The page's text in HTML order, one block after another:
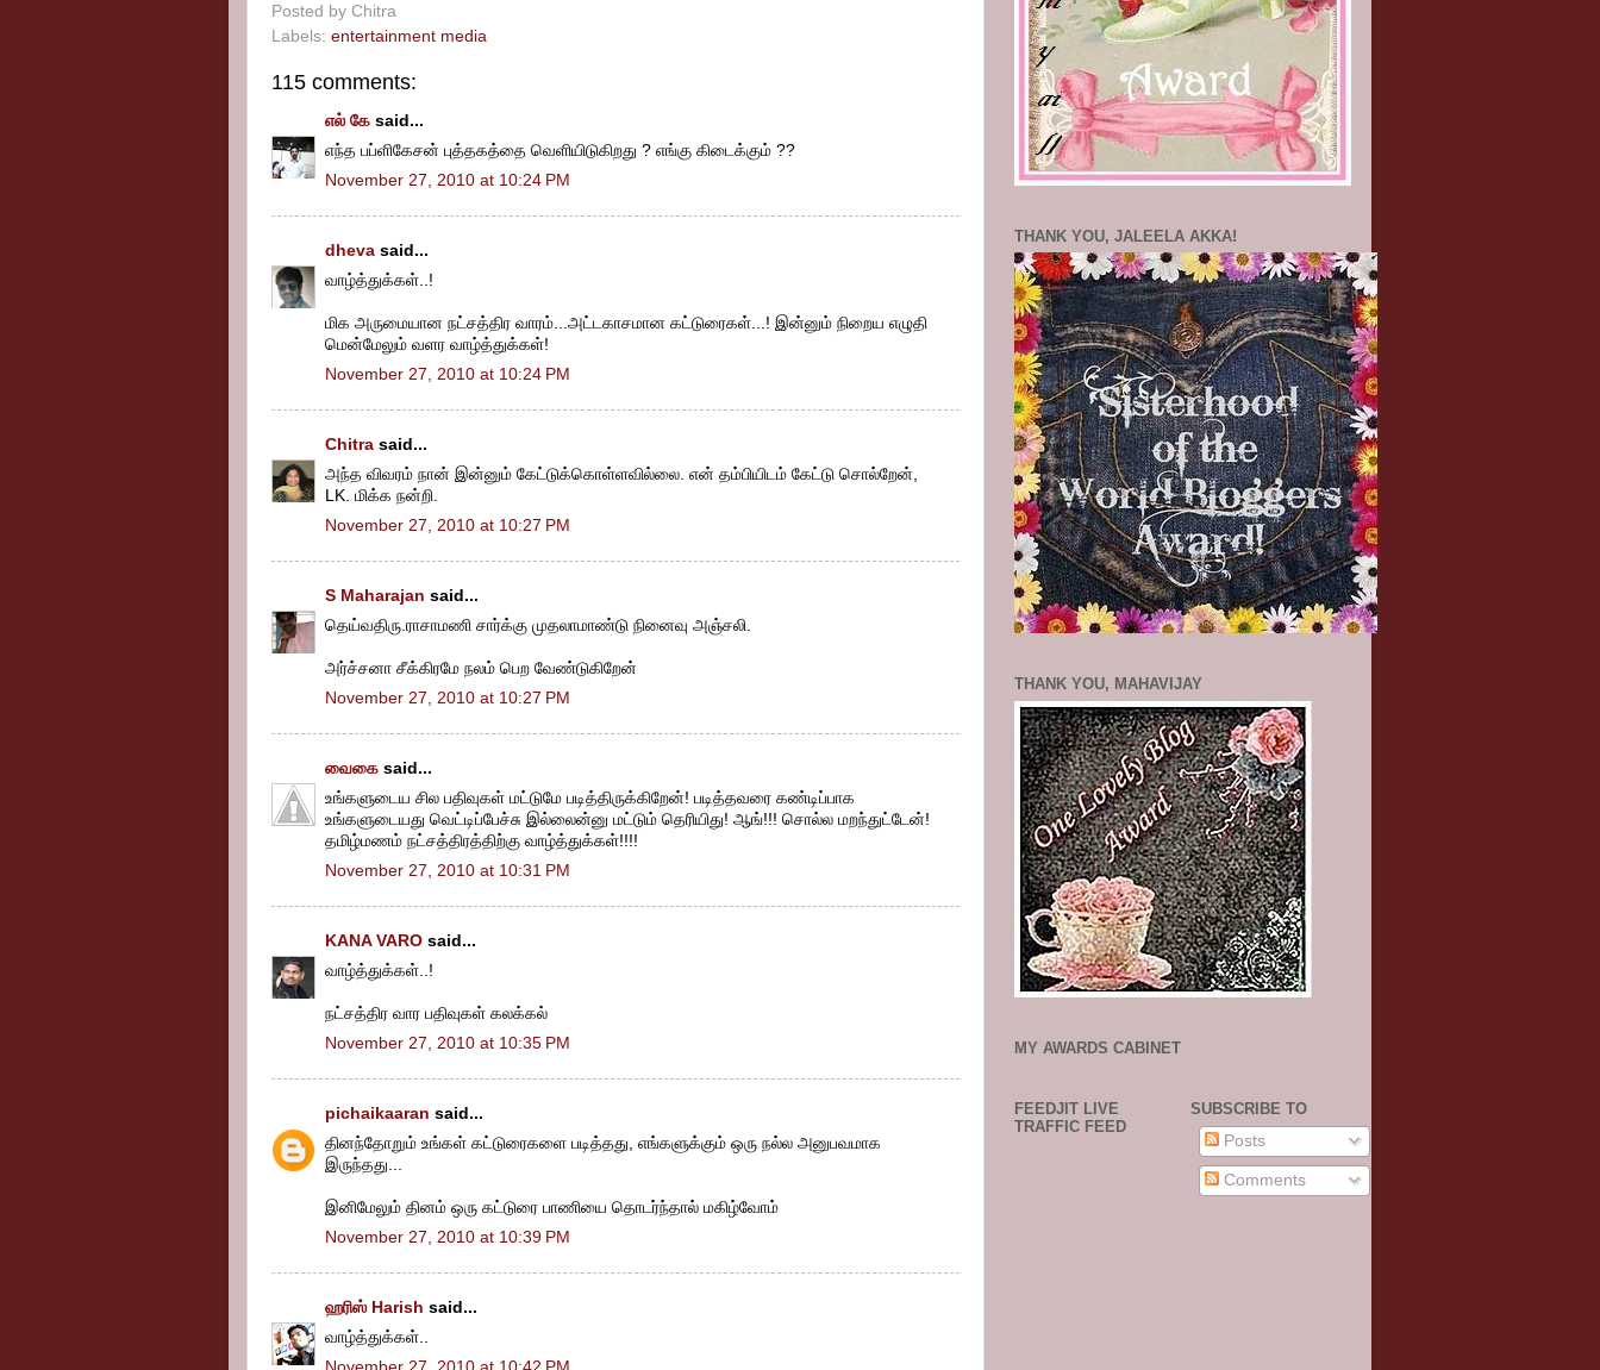
Posted by Chitra
Labels: entertainment media
115 comments:
எல் கே said...
எந்த பப்ளிகேசன் புத்தகத்தை வெளியிடுகிறது ? எங்கு கிடைக்கும் ??
November 27, 2010 at 10:24 PM
dheva said...
வாழ்த்துக்கள்..!
மிக அருமையான நட்சத்திர வாரம்...அட்டகாசமான கட்டுரைகள்...! இன்னும் நிறைய எழுதி
மென்மேலும் வளர வாழ்த்துக்கள்!
November 27, 2010 at 10:24 PM
Chitra said...
அந்த விவரம் நான் இன்னும் கேட்டுக்கொள்ளவில்லை. என் தம்பியிடம் கேட்டு சொல்றேன்,
LK. மிக்க நன்றி.
November 27, 2010 at 10:27 PM
S Maharajan said...
தெய்வதிரு.ராசாமணி சார்க்கு முதலாமாண்டு நினைவு அஞ்சலி.
அர்ச்சனா சீக்கிரமே நலம் பெற வேண்டுகிறேன்
November 27, 2010 at 10:27 PM
வைகை said...
உங்களுடைய சில பதிவுகள் மட்டுமே படித்திருக்கிறேன்! படித்தவரை கண்டிப்பாக
உங்களுடையது வெட்டிப்பேச்சு இல்லைன்னு மட்டும் தெரியிது! ஆங்!!! சொல்ல மறந்துட்டேன்!
தமிழ்மணம் நட்சத்திரத்திற்கு வாழ்த்துக்கள்!!!!
November 27, 2010 at 10:31 PM
KANA VARO said...
வாழ்த்துக்கள்..!
நட்சத்திர வார பதிவுகள் கலக்கல்
November 27, 2010 at 10:35 PM
pichaikaaran said...
தினந்தோறும் உங்கள் கட்டுரைகளை படித்தது, எங்களுக்கும் ஒரு நல்ல அனுபவமாக
இருந்தது...
இனிமேலும் தினம் ஒரு கட்டுரை பாணியை தொடர்ந்தால் மகிழ்வோம்
November 27, 2010 at 10:39 PM
ஹரிஸ் Harish said...
வாழ்த்துக்கள்..
THANK YOU, JALEELA AKKA!
THANK YOU, MAHAVIJAY
MY AWARDS CABINET
FEEDJIT LIVE
TRAFFIC FEED
SUBSCRIBE TO
Posts
Comments